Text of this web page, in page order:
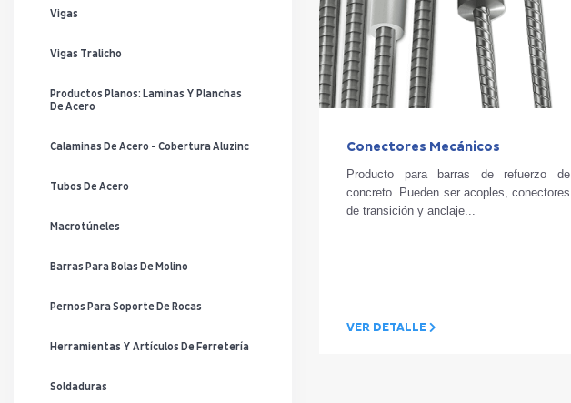
Vigas
Vigas Tralicho
Productos Planos: Laminas Y Planchas
De Acero
Calaminas De Acero - Cobertura Aluzinc
Tubos De Acero
Macrotúneles
Barras Para Bolas De Molino
Pernos Para Soporte De Rocas
Herramientas Y Artículos De Ferretería
Soldaduras
Conectores Mecánicos
Producto para barras de refuerzo de
concreto. Pueden ser acoples, conectores
de transición y anclaje...
VER DETALLE